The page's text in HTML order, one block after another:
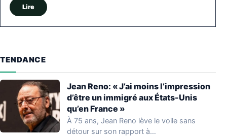
Lire
TENDANCE
Jean Reno: « J’ai moins l’impression
d’être un immigré aux États-Unis
qu’en France »
À 75 ans, Jean Reno lève le voile sans
détour sur son rapport à…